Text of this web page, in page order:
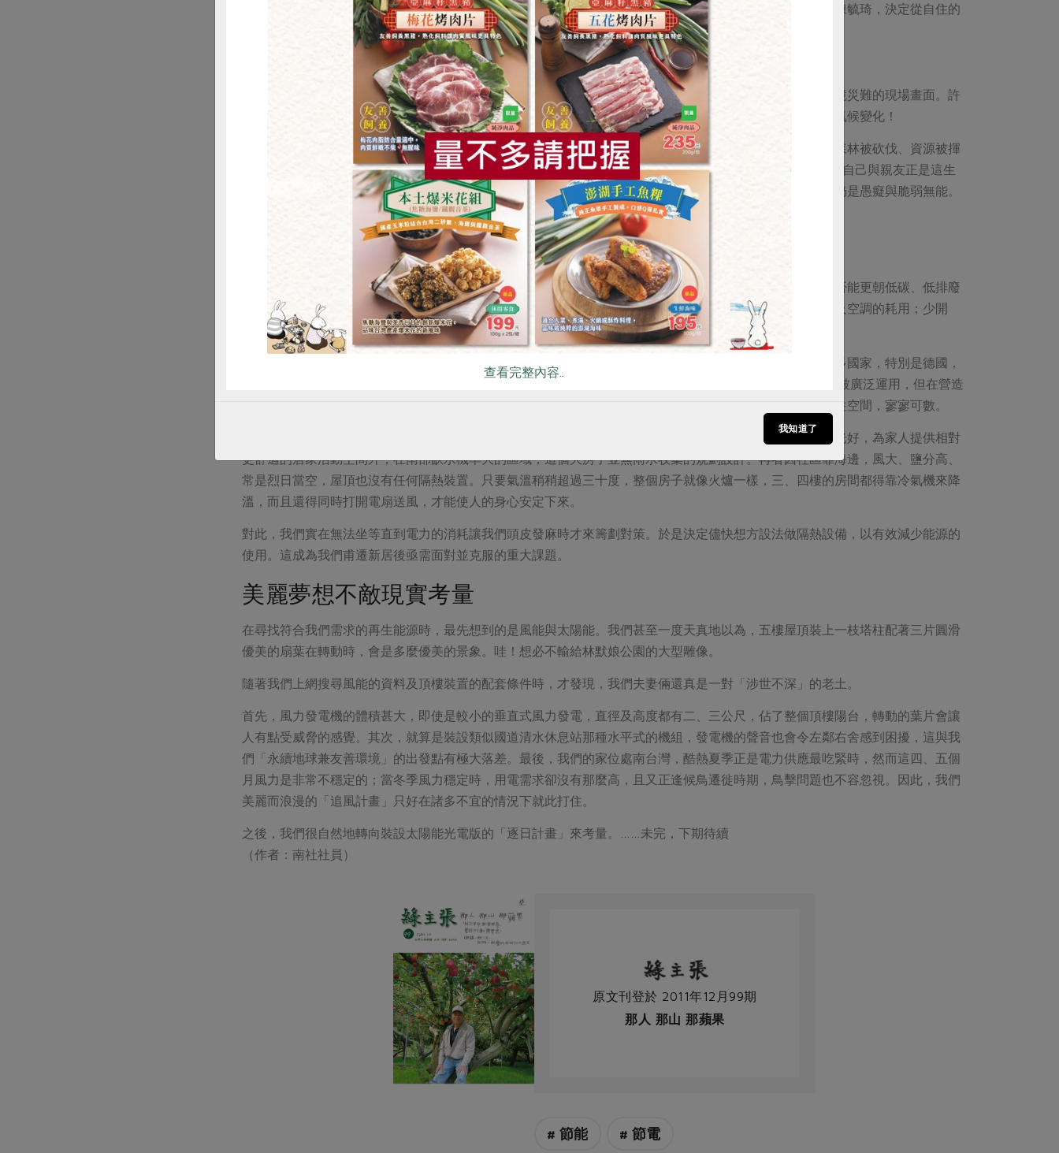
面對環境持續惡化的事實，你是否想過自己能做些什麼？本文作者、也是ＮＧＯ團體志工隊的環境教育講師陳毓琦，決定從自住的
新家開始，來場友善地球的居家大改造。
「It is not fashion, it is for survival.」（這無關潮流，而是一場生存之爭）
身為ＮＧＯ團體志工隊的環境教育講師，從許多平面或數位電子媒體的報導中，經常目睹現實世界一幕幕環境災難的現場畫面。許
多看似無關的現象，卻一再提醒我們這個殘酷卻又不得不面對的事實：世界正面臨快速、無法預測且極端的氣候變化！
每當在做有關「氣候變遷對人類生活影響」的演講分享時，面對台下的閱聽人，我常有想大哭的感覺。看著森林被砍伐、資源被揮
霍、水源土壤被污染、棲地被破壞、生物多樣性消失……等畫面，探究追蹤背後直接或間接的殺手，往往發現自己與親友正是這生
態殺戮戰場的一員。對身處的環境，我們的依賴如此深、遠、長、闊，但在面對即將到來的危機時，多數人仍是愚癡與脆弱無能。
為此，心中常是百感交集。
本地建築少有節能設計
在日常生活的食、衣、住、行、育、樂各方面，是否可以盡可能地降低對環境的衝擊？行、止、坐、臥間是否能更朝低碳、低排廢
考量？其中包括，儘量購買在地當令生產養殖種植的農產蔬果、有機棉製品、二手衣；日常生活減少對電器及空調的耗用；少開
車、多騎腳踏車、少搭電梯多走路；甚至將洗米、洗菜、洗澡水多循環利用。
在換了透天新房子後，我發現，跟住公寓大樓相較，似乎更難掙脫對化石燃料的依靠了。何以如此呢？在許多國家，特別是德國，
節能零排放（Zero Emission）早已是生活的基本態度。反觀台灣，雖然有關綠建築節約能源的設計規範已漸被廣泛運用，但在營造
時，卻只有空泛的數據計算而已。在知名建商不斷推出一棟棟亮麗建案的同時，真正健康自然兼具節能的居住空間，寥寥可數。
當我們把焦點從國外的太陽房子、節能建築轉回來這棟看似坪數既大又漂亮的新房子，會發現：除了通風採光好，為家人提供相對
更舒適的居家活動空間外，在南部缺水機率大的區域，這個大房子並無雨水收集的規劃設計。再者因社區靠海邊，風大、鹽分高、
常是烈日當空，屋頂也沒有任何隔熱裝置。只要氣溫稍稍超過三十度，整個房子就像火爐一樣，三、四樓的房間都得靠冷氣機來降
溫，而且還得同時打開電扇送風，才能使人的身心安定下來。
對此，我們實在無法坐等直到電力的消耗讓我們頭皮發麻時才來籌劃對策。於是決定儘快想方設法做隔熱設備，以有效減少能源的
使用。這成為我們甫遷新居後亟需面對並克服的重大課題。
美麗夢想不敵現實考量
在尋找符合我們需求的再生能源時，最先想到的是風能與太陽能。我們甚至一度天真地以為，五樓屋頂裝上一枝塔柱配著三片圓滑
優美的扇葉在轉動時，會是多麼優美的景象。哇！想必不輸給林默娘公園的大型雕像。
隨著我們上網搜尋風能的資料及頂樓裝置的配套條件時，才發現，我們夫妻倆還真是一對「涉世不深」的老土。
首先，風力發電機的體積甚大，即使是較小的垂直式風力發電，直徑及高度都有二、三公尺，佔了整個頂樓陽台，轉動的葉片會讓
人有點受威脅的感覺。其次，就算是裝設類似國道清水休息站那種水平式的機組，發電機的聲音也會令左鄰右舍感到困擾，這與我
們「永續地球兼友善環境」的出發點有極大落差。最後，我們的家位處南台灣，酷熱夏季正是電力供應最吃緊時，然而這四、五個
月風力是非常不穩定的；當冬季風力穩定時，用電需求卻沒有那麼高，且又正逢候鳥遷徙時期，鳥擊問題也不容忽視。因此，我們
美麗而浪漫的「追風計畫」只好在諸多不宜的情況下就此打住。
之後，我們很自然地轉向裝設太陽能光電版的「逐日計畫」來考量。……未完，下期待續
（作者：南社社員）
原文刊登於 2011年12月99期
那人 那山 那蘋果
# 節能 # 節電
惜食 RPET 食譜 減硝酸鹽 雞蛋 食安 共同購買
查看完整內容..
我知道了